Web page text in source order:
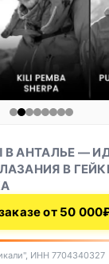
АНТАЛЬЕ —
В
от 50
ИНН 7704340327